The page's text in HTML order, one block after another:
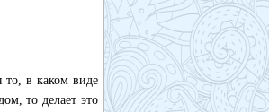
то, в каком виде
то делает это